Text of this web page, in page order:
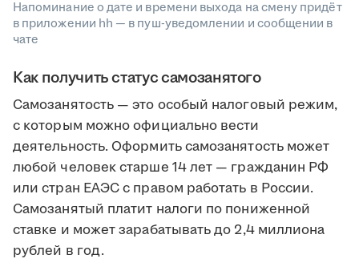
Напоминание о дате и времени выхода на смену придёт
в приложении hh — в пуш-уведомлении и сообщении в
чате
Как получить статус самозанятого
Самозанятость — это особый налоговый режим,
с которым можно официально вести
деятельность. Оформить самозанятость может
любой человек старше 14 лет — гражданин РФ
или стран ЕАЭС с правом работать в России.
Самозанятый платит налоги по пониженной
ставке и может зарабатывать до 2,4 миллиона
рублей в год.